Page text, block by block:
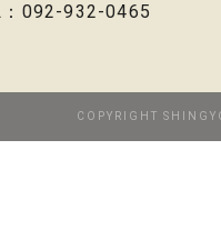
：092-932-0465
COPYRIGHT